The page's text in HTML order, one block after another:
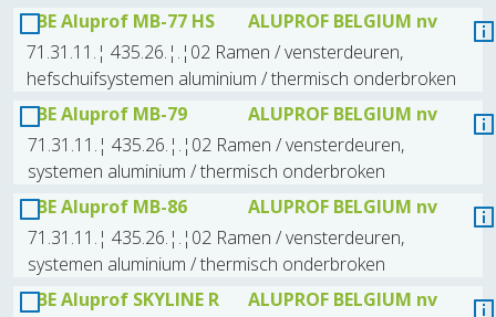
BE Aluprof MB-77 HS
ALUPROF BELGIUM nv
71.31.11.¦ 435.26.¦.¦02 Ramen / vensterdeuren,
hefschuifsystemen aluminium / thermisch onderbroken
BE Aluprof MB-79
ALUPROF BELGIUM nv
71.31.11.¦ 435.26.¦.¦02 Ramen / vensterdeuren,
systemen aluminium / thermisch onderbroken
BE Aluprof MB-86
ALUPROF BELGIUM nv
71.31.11.¦ 435.26.¦.¦02 Ramen / vensterdeuren,
systemen aluminium / thermisch onderbroken
BE Aluprof SKYLINE R
ALUPROF BELGIUM nv